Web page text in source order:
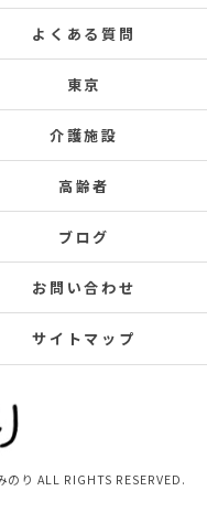
よくある質問
東京
介護施設
高齢者
ブログ
お問い合わせ
サイトマップ
り ALL RIGHTS RESERVED.